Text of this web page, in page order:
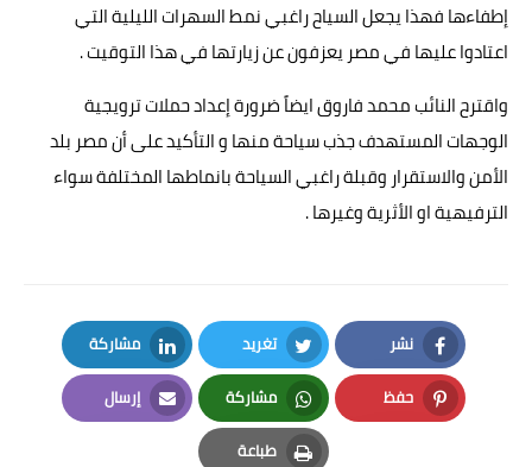
إطفاءها فهذا يجعل السياح راغبي نمط السهرات الليلية التي
اعتادوا عليها في مصر يعزفون عن زيارتها في هذا التوقيت .
واقترح النائب محمد فاروق ايضاً ضرورة إعداد حملات ترويجية
الوجهات المستهدف جذب سياحة منها و التأكيد على أن مصر بلد
الأمن والاستقرار وقبلة راغبي السياحة بانماطها المختلفة سواء
الترفيهية او الأثرية وغيرها .
نشر
Facebook
تغريد
Twitter
مشاركة
LinkedIn
حفظ
Pinterest
مشاركة
Whatsapp
إرسال
Email
طباعة